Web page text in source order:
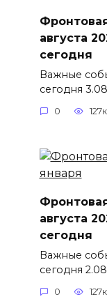
августа
сегодня
Важные
сегодня
0
августа
сегодня
Важные
сегодня
0